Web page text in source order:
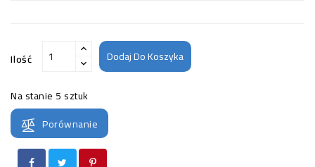
Ilość Dodaj Do Koszyka
Na stanie 5 sztuk
Porównanie